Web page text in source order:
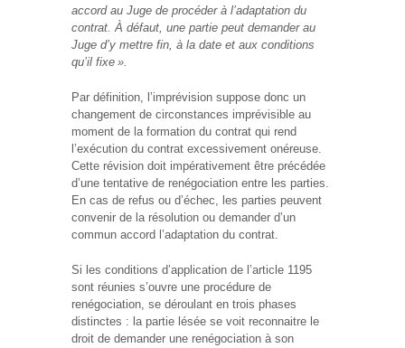
accord au Juge de procéder à l’adaptation du
contrat. À défaut, une partie peut demander au
Juge d’y mettre fin, à la date et aux conditions
qu’il fixe ».
Par définition, l’imprévision suppose donc un
changement de circonstances imprévisible au
moment de la formation du contrat qui rend
l’exécution du contrat excessivement onéreuse.
Cette révision doit impérativement être précédée
d’une tentative de renégociation entre les parties.
En cas de refus ou d’échec, les parties peuvent
convenir de la résolution ou demander d’un
commun accord l’adaptation du contrat.
Si les conditions d’application de l’article 1195
sont réunies s’ouvre une procédure de
renégociation, se déroulant en trois phases
distinctes : la partie lésée se voit reconnaitre le
droit de demander une renégociation à son